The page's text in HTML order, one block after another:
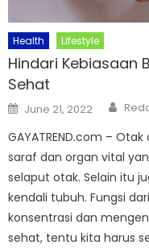
Health Lifestyle
Hindari Kebiasaan
Sehat
Posted
on
June 21, 2022
GAYATREND.com –
saraf dan organ vital
selaput otak. Selain itu
kendali tubuh. Fungsi
konsentrasi dan
sehat, tentu kita harus